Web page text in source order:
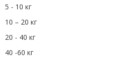
5 - 10 кг
10 – 20 кг
20 - 40 кг
40 -60 кг